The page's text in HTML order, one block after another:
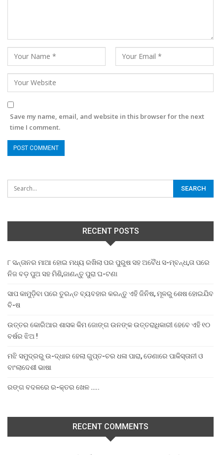
Save my name, email, and website in this browser for the next
time I comment.
RECENT POSTS
୮ ସନ୍ତାନର ମାଆ ହୋଇ ମଧ୍ୟ ରଖିଲା ପର ପୁରୁଷ ସହ ଅବୈଧ ସ-ମ୍ବନ୍ଧ,ତା ପରେ
ନିଜ ବଡ଼ ପୁଅ ସହ ମିଶି,ଜାଣନ୍ତୁ ପୁରା ଘ-ଟଣା
ସାପ କାମୁଡ଼ିବା ପରେ ତୁରନ୍ତ ବ୍ୟବହାର କରନ୍ତୁ ଏହି ଜିନିଷ, ମୂଳରୁ ଶେଷ ହୋଇଯିବ
ବି-ଷ
ଉତ୍ତର କୋରିଆର ଶାସକ କିମ ଜୋଙ୍ଗ ଉନଙ୍କ ଉତ୍ତରାଧିକାରୀ ହେବେ ଏହି ୧୦
ବର୍ଷର ଝିଅ !
ମଝି ସମୁଦ୍ରରୁ ଉ-ଦ୍ଧାର ହେଲା ଗୁପ୍ତ-ଚର ଧଳା ପାରା, ଡେଣାରେ ପାକିସ୍ତାନୀ ଓ
ବାଂଲାଦେଶୀ ଭାଷା
ରଙ୍ଗ ବଦଳରେ ର-କ୍ତର ଖେଳ …..
RECENT COMMENTS